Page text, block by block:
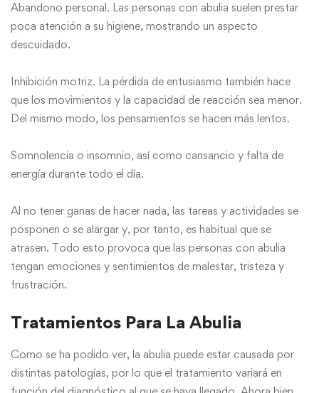
Abandono personal. Las personas con abulia suelen prestar
poca atención a su higiene, mostrando un aspecto
descuidado.
Inhibición motriz. La pérdida de entusiasmo también hace
que los movimientos y la capacidad de reacción sea menor.
Del mismo modo, los pensamientos se hacen más lentos.
Somnolencia o insomnio, así como cansancio y falta de
energía durante todo el día.
Al no tener ganas de hacer nada, las tareas y actividades se
posponen o se alargar y, por tanto, es habitual que se
atrasen. Todo esto provoca que las personas con abulia
tengan emociones y sentimientos de malestar, tristeza y
frustración.
Tratamientos Para La Abulia
Como se ha podido ver, la abulia puede estar causada por
distintas patologías, por lo que el tratamiento variará en